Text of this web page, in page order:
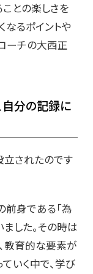
との楽しさを
なるポイントや
ーチの大西正
自分の記録に
されたのです
前身である「為
した。その時は
教育的な要素が
いく中で、学び